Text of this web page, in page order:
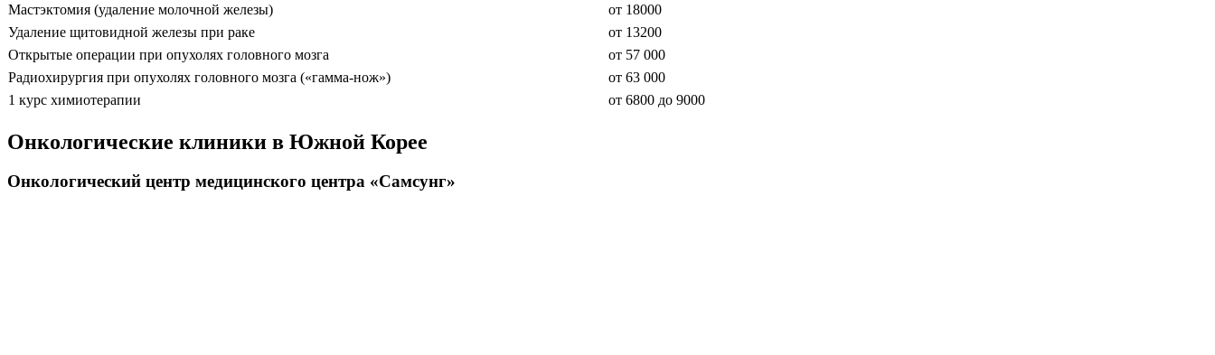
Мастэктомия (удаление молочной железы)
от 18000
Удаление щитовидной железы при раке
от 13200
Открытые операции при опухолях головного мозга
от 57 000
Радиохирургия при опухолях головного мозга («гамма-нож»)
от 63 000
1 курс химиотерапии
от 6800 до 9000
Онкологические клиники в Южной Корее
Онкологический центр медицинского центра «Самсунг»